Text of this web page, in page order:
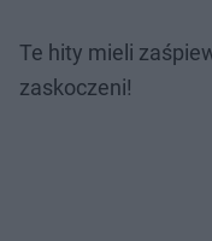
Te hity mieli
zaskoczeni!